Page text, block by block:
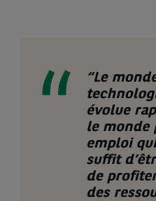
“Le
évolue
le monde
emploi
suffit
de
des